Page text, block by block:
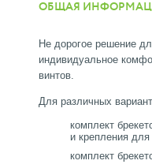
ОБЩАЯ
Не дорогое решение
индивидуальное
винтов.
Для различных
комплект
и крепления для
комплект